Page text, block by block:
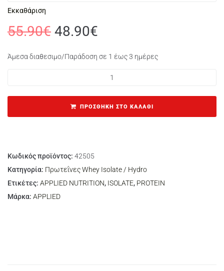
Εκκαθάριση
55.90€ 48.90€
Άμεσα διαθεσιμο/Παράδοση σε 1 έως 3 ημέρες
ΠΡΟΣΘΉΚΗ ΣΤΟ ΚΑΛΆΘΙ
Κωδικός προϊόντος: 42505
Κατηγορία: Πρωτεΐνες Whey Isolate / Hydro
Ετικέτες: APPLIED NUTRITION, ISOLATE, PROTEIN
Μάρκα: APPLIED